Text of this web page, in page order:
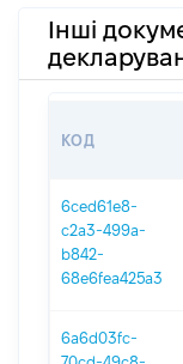
Інші
КОД
6ced61e8-
c2a3-499a-
b842-
68e6fea425a3
6a6d03fc-